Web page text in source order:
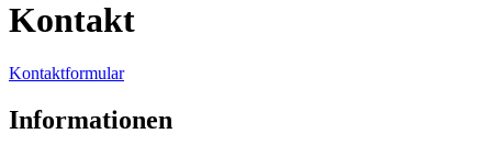
Kontakt
Kontaktformular
Informationen